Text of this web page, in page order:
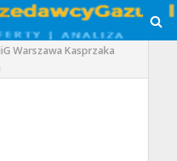
Warszawa Kasprzaka